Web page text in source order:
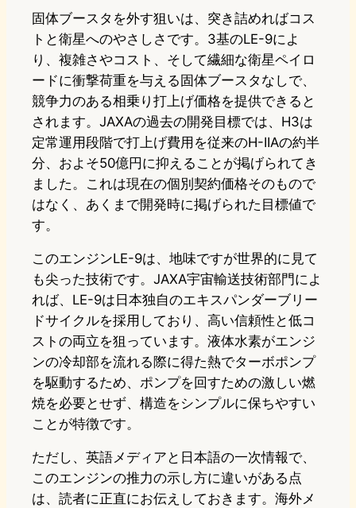
固体ブースタを外す狙いは、突き詰めればコス
トと衛星へのやさしさです。3基のLE-9によ
り、複雑さやコスト、そして繊細な衛星ペイロ
ードに衝撃荷重を与える固体ブースタなしで、
競争力のある相乗り打上げ価格を提供できると
されます。JAXAの過去の開発目標では、H3は
定常運用段階で打上げ費用を従来のH-IIAの約半
分、およそ50億円に抑えることが掲げられてき
ました。これは現在の個別契約価格そのもので
はなく、あくまで開発時に掲げられた目標値で
す。
このエンジンLE-9は、地味ですが世界的に見て
も尖った技術です。JAXA宇宙輸送技術部門によ
れば、LE-9は日本独自のエキスパンダーブリー
ドサイクルを採用しており、高い信頼性と低コ
ストの両立を狙っています。液体水素がエンジ
ンの冷却部を流れる際に得た熱でターボポンプ
を駆動するため、ポンプを回すための激しい燃
焼を必要とせず、構造をシンプルに保ちやすい
ことが特徴です。
ただし、英語メディアと日本語の一次情報で、
このエンジンの推力の示し方に違いがある点
は、読者に正直にお伝えしておきます。海外メ